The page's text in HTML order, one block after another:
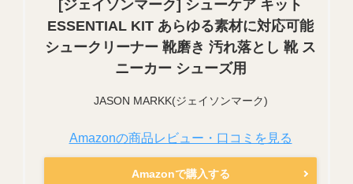
[ジェイソンマーク] シューケア キット
ESSENTIAL KIT あらゆる素材に対応可能
シュークリーナー 靴磨き 汚れ落とし 靴 ス
ニーカー シューズ用
JASON MARKK(ジェイソンマーク)
Amazonの商品レビュー・口コミを見る
Amazonで購入する